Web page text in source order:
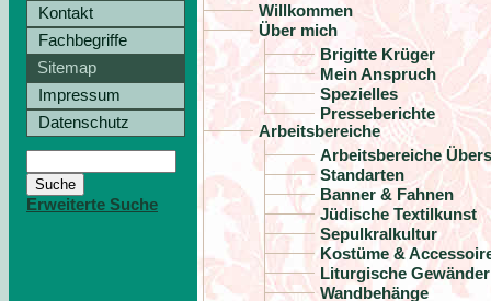
Kontakt
Fachbegriffe
Sitemap
Impressum
Datenschutz
Erweiterte Suche
Willkommen
Über mich
Brigitte Krüger
Mein Anspruch
Spezielles
Presseberichte
Arbeitsbereiche
Arbeitsbereiche
Standarten
Banner & Fahnen
Jüdische Textilkunst
Sepulkralkultur
Kostüme &
Liturgische Gewänder
Wandbehänge